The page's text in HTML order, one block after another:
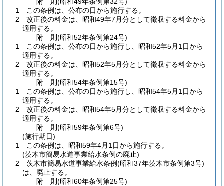
1
この条例は、公布の日から施行する。
2
改正後の料金は、昭和49年7月分として徴収する料金から
適用する。
附 則(昭和52年条例第24号)
1
この条例は、公布の日から施行し、昭和52年5月1日から
適用する。
2
改正後の料金は、昭和52年5月分として徴収する料金から
適用する。
附 則(昭和54年条例第15号)
1
この条例は、公布の日から施行し、昭和54年5月1日から
適用する。
2
改正後の料金は、昭和54年5月分として徴収する料金から
適用する。
附 則(昭和59年条例第6号)
(施行期日)
1
この条例は、昭和59年4月1日から施行する。
(茨木市簡易水道事業給水条例の廃止)
2
茨木市簡易水道事業給水条例(昭和37年茨木市条例第3号)
は、廃止する。
附 則(昭和60年条例第25号)